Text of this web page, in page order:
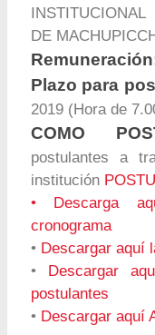
DE
Plazo para
2019 (Hora de
COMO
postulantes a
institución
•
Descarga
cronograma
• Descargar aquí
•
Descargar
postulantes
• Descargar aquí